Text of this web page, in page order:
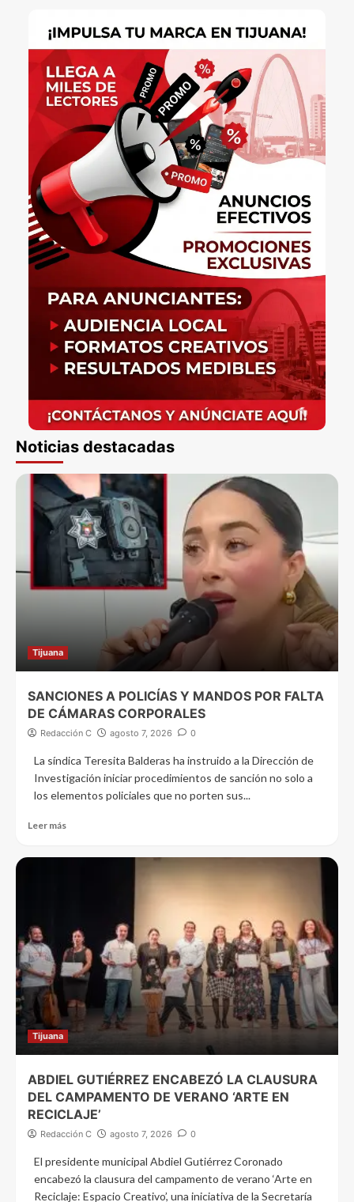
Noticias destacadas
Tijuana
SANCIONES A POLICÍAS Y MANDOS POR FALTA
DE CÁMARAS CORPORALES
Redacción C agosto 7, 2026 0
La síndica Teresita Balderas ha instruido a la Dirección de
Investigación iniciar procedimientos de sanción no solo a
los elementos policiales que no porten sus...
Leer más
Tijuana
ABDIEL GUTIÉRREZ ENCABEZÓ LA CLAUSURA
DEL CAMPAMENTO DE VERANO ‘ARTE EN
RECICLAJE’
Redacción C agosto 7, 2026 0
El presidente municipal Abdiel Gutiérrez Coronado
encabezó la clausura del campamento de verano ‘Arte en
Reciclaje: Espacio Creativo’, una iniciativa de la Secretaría